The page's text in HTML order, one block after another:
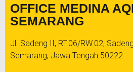
OFFICE MEDINA
SEMARANG
Jl. Sadeng II, RT.06/RW.02,
Semarang, Jawa Tengah 50222